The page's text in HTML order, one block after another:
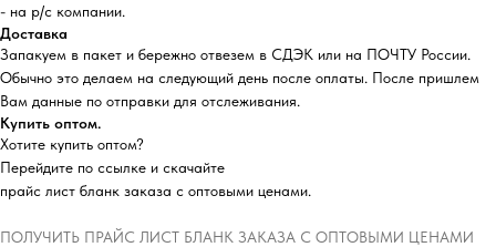
- на р/с компании.
Доставка
Запакуем в пакет и бережно отвезем в СДЭК или на ПОЧТУ России.
Обычно это делаем на следующий день после оплаты. После пришлем
Вам данные по отправки для отслеживания.
Купить оптом.
Хотите купить оптом?
Перейдите по ссылке и скачайте
прайс лист бланк заказа с оптовыми ценами.
ПОЛУЧИТЬ ПРАЙС ЛИСТ БЛАНК ЗАКАЗА С ОПТОВЫМИ ЦЕНАМИ